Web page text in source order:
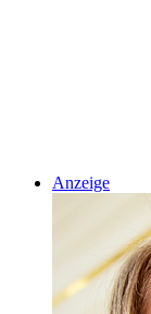
Anzeige